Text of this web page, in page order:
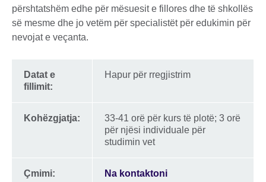
përshtatshëm edhe për mësuesit e fillores dhe të shkollës
së mesme dhe jo vetëm për specialistët për edukimin për
nevojat e veçanta.
Datat e
fillimit:
Hapur për rregjistrim
Kohëzgjatja:
33-41 orë për kurs të plotë; 3 orë
për njësi individuale për
studimin vet
Çmimi: Na kontaktoni